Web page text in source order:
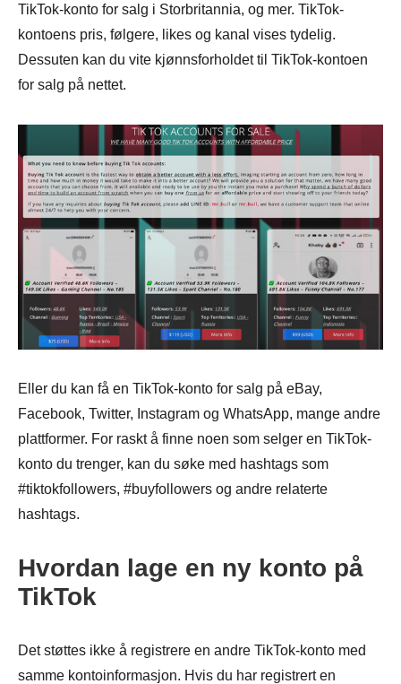
TikTok-konto for salg i Storbritannia, og mer. TikTok-
kontoens pris, følgere, likes og kanal vises tydelig.
Dessuten kan du vite kjønnsforholdet til TikTok-kontoen
for salg på nettet.
Eller du kan få en TikTok-konto for salg på eBay,
Facebook, Twitter, Instagram og WhatsApp, mange andre
plattformer. For raskt å finne noen som selger en TikTok-
konto du trenger, kan du søke med hashtags som
#tiktokfollowers, #buyfollowers og andre relaterte
hashtags.
Hvordan lage en ny konto på
TikTok
Det støttes ikke å registrere en andre TikTok-konto med
samme kontoinformasjon. Hvis du har registrert en